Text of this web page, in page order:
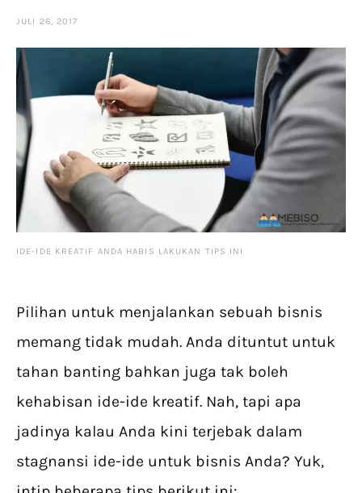
JULI 26, 2017
IDE-IDE KREATIF ANDA HABIS LAKUKAN TIPS INI
Pilihan untuk menjalankan sebuah bisnis
memang tidak mudah. Anda dituntut untuk
tahan banting bahkan juga tak boleh
kehabisan ide-ide kreatif. Nah, tapi apa
jadinya kalau Anda kini terjebak dalam
stagnansi ide-ide untuk bisnis Anda? Yuk,